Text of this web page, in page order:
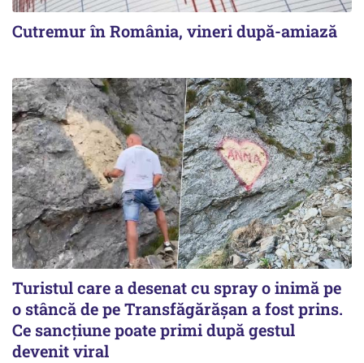
Cutremur în România, vineri după-amiază
Turistul care a desenat cu spray o inimă pe
o stâncă de pe Transfăgărășan a fost prins.
Ce sancțiune poate primi după gestul
devenit viral